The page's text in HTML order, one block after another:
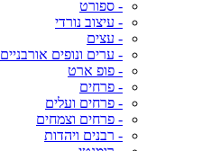
- ספורט
- עיצוב נורדי
- עצים
- ערים ונופים אורבניים
- פופ ארט
- פרחים
- פרחים ועלים
- פרחים וצמחים
- רבנים ויהדות